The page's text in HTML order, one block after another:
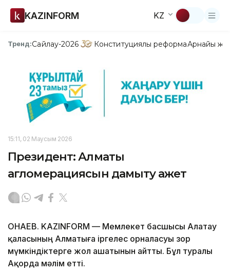
KAZINFORM KZ
Тренд:Сайлау-2026 Конституциялық реформаАрнайы
15:11, 02 Маусым 2026
Президент: Алматы
агломерациясын дамыту қажет
ҚОНАЕВ. KAZINFORM — Мемлекет басшысы Алатау
қаласының Алматыға іргелес орналасуы зор
мүмкіндіктерге жол ашатынын айтты. Бұл туралы
Ақорда мәлім етті.